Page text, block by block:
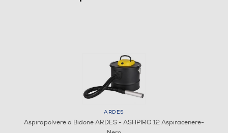
ARDES
Aspirapolvere a Bidone ARDES - ASHPIRO 12 Aspiracenere-